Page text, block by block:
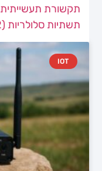
IOT
תקשורת תעשייתית
תשתיות סלולריות (2)